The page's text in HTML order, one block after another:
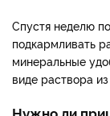
Спустя неделю
подкармливать
минеральные
виде раствора
Нужно ли